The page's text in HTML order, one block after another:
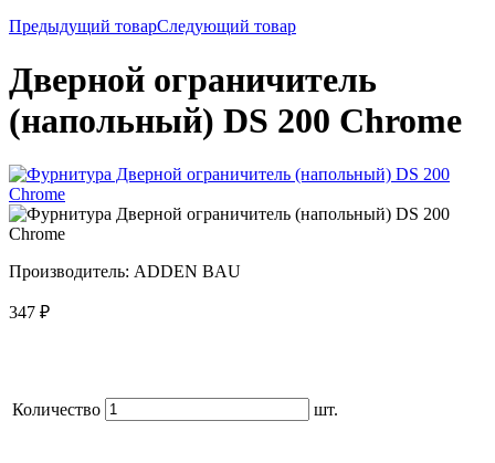
Предыдущий товарСледующий товар
Дверной ограничитель
(напольный) DS 200 Chrome
Производитель: ADDEN BAU
347 ₽
Количество шт.